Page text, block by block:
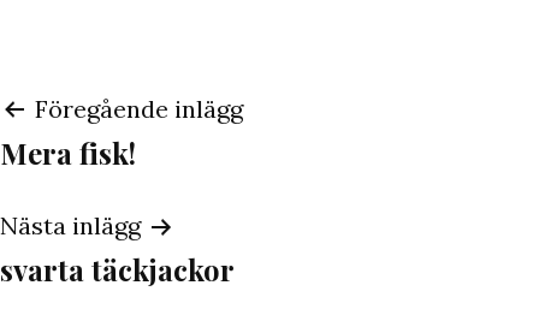
Inläggsnavigering
Föregående inlägg
Mera fisk!
Nästa inlägg
svarta täckjackor